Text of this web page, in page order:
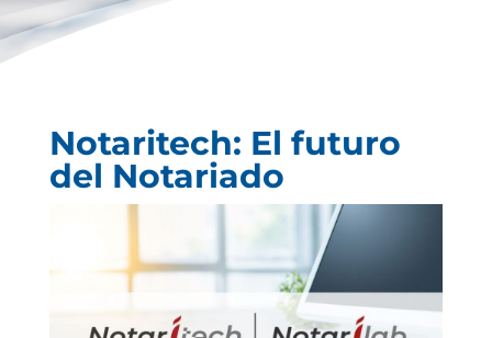
Notaritech: El futuro
del Notariado